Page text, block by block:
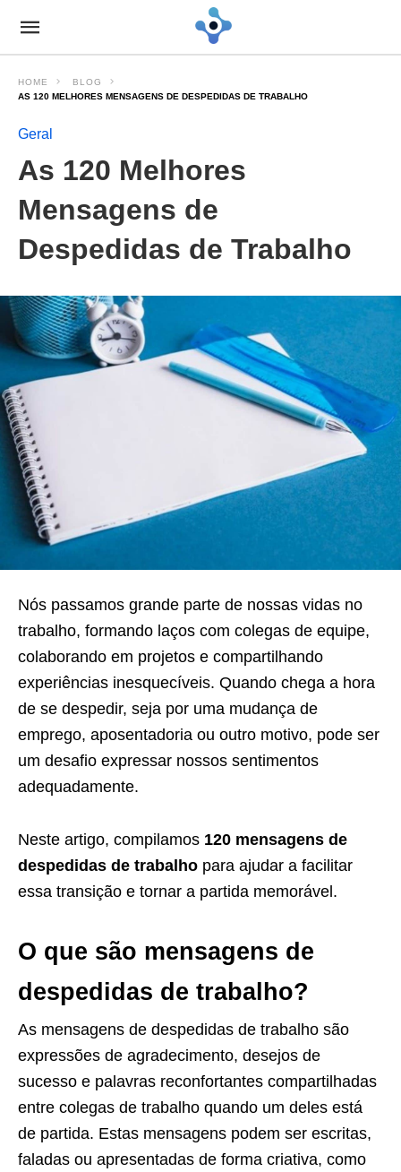
HOME
BLOG
AS 120 MELHORES MENSAGENS DE DESPEDIDAS DE TRABALHO
Geral
As 120 Melhores
Mensagens de
Despedidas de Trabalho
Nós passamos grande parte de nossas vidas no
trabalho, formando laços com colegas de equipe,
colaborando em projetos e compartilhando
experiências inesquecíveis. Quando chega a hora
de se despedir, seja por uma mudança de
emprego, aposentadoria ou outro motivo, pode ser
um desafio expressar nossos sentimentos
adequadamente.
Neste artigo, compilamos 120 mensagens de
despedidas de trabalho para ajudar a facilitar
essa transição e tornar a partida memorável.
O que são mensagens de
despedidas de trabalho?
As mensagens de despedidas de trabalho são
expressões de agradecimento, desejos de
sucesso e palavras reconfortantes compartilhadas
entre colegas de trabalho quando um deles está
de partida. Estas mensagens podem ser escritas,
faladas ou apresentadas de forma criativa, como